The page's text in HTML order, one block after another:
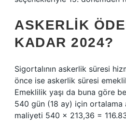
ASKERLIK
KADAR 2024?
Sigortalının askerlik süresi
önce ise askerlik süresi
Emeklilik yaşı da buna göre
540 gün (18 ay) için ortalama
maliyeti 540 × 213,36 =